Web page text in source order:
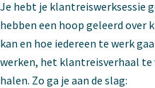
Je hebt je klantreiswerksessie
hebben een hoop geleerd over
kan en hoe iedereen te werk
werken, het klantreisverhaal
halen. Zo ga je aan de slag: